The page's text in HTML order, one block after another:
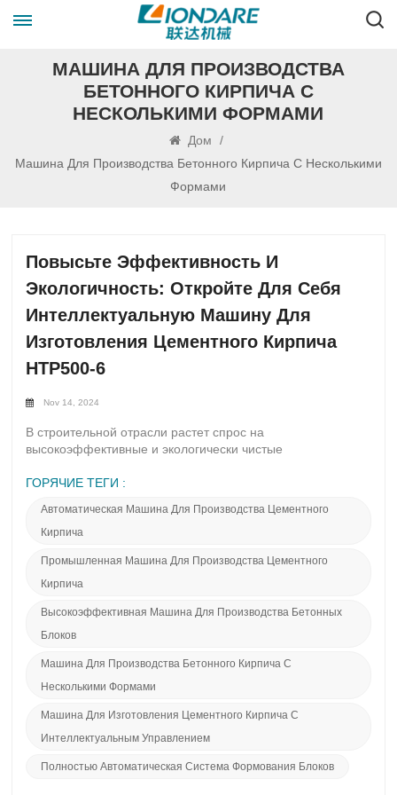
МАШИНА ДЛЯ ПРОИЗВОДСТВА
БЕТОННОГО КИРПИЧА С
НЕСКОЛЬКИМИ ФОРМАМИ
Дом
/
Машина Для Производства Бетонного Кирпича С Несколькими
Формами
Повысьте Эффективность И
Экологичность: Откройте Для Себя
Интеллектуальную Машину Для
Изготовления Цементного Кирпича
HTP500-6
Nov 14, 2024
В строительной отрасли растет спрос на
высокоэффективные и экологически чистые
автоматизированной и интеллектуальной машины для
многих компаний. Интеллектуальная машина для
производства цементного кирпича HTP500-6, выпущенная
рынке своей исключительной производительностью и
расширенными функциями автоматизации. 1. Обзор
цементного кирпичаHTP500-6 — это современная,
полностью автоматическая машина для производства
интеллектуальную технологию, высокую эффективность и
надежную конструкцию. Он поддерживает различное
производить широкий спектр типов и форм кирпича, что
делает его подходящим для различных строительных
преимуществаУсовершенствованная интеллектуальная
ГОРЯЧИЕ ТЕГИ :
Автоматическая Машина Для Производства Цементного
Кирпича
Промышленная Машина Для Производства Цементного
Кирпича
Высокоэффективная Машина Для Производства Бетонных
Блоков
Машина Для Производства Бетонного Кирпича С
Несколькими Формами
Машина Для Изготовления Цементного Кирпича С
Интеллектуальным Управлением
Полностью Автоматическая Система Формования Блоков